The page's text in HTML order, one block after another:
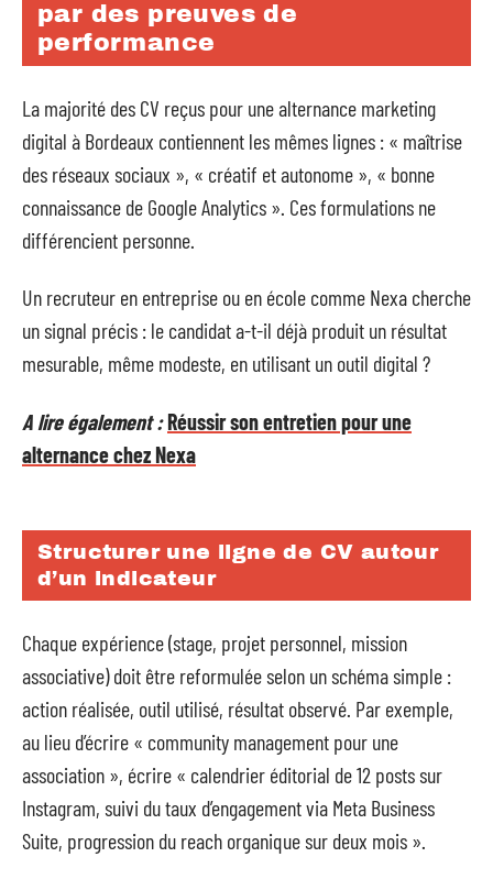
par des preuves de
performance
La majorité des CV reçus pour une alternance marketing
digital à Bordeaux contiennent les mêmes lignes : « maîtrise
des réseaux sociaux », « créatif et autonome », « bonne
connaissance de Google Analytics ». Ces formulations ne
différencient personne.
Un recruteur en entreprise ou en école comme Nexa cherche
un signal précis : le candidat a-t-il déjà produit un résultat
mesurable, même modeste, en utilisant un outil digital ?
A lire également :Réussir son entretien pour une
alternance chez Nexa
Structurer une ligne de CV autour
d’un indicateur
Chaque expérience (stage, projet personnel, mission
associative) doit être reformulée selon un schéma simple :
action réalisée, outil utilisé, résultat observé. Par exemple,
au lieu d’écrire « community management pour une
association », écrire « calendrier éditorial de 12 posts sur
Instagram, suivi du taux d’engagement via Meta Business
Suite, progression du reach organique sur deux mois ».